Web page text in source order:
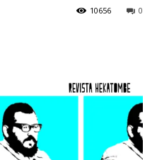
0
10656